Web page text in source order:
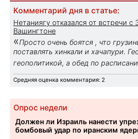
Комментарий дня в статье:
Нетаниягу отказался от встречи с
Вашингтоне
«Просто очень боятся , что
поставлять хинкали и хачапури.
геополитикой, а обед по
Средняя оценка комментария: 2
Опрос недели
Должен ли Израиль нанести
бомбовый удар по иранским